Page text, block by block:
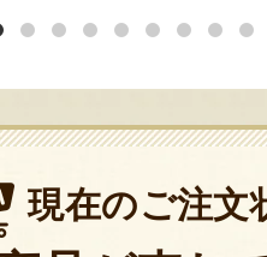
現在のご注文